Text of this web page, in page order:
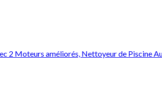
2 Moteurs améliorés, Nettoyeur de Piscine